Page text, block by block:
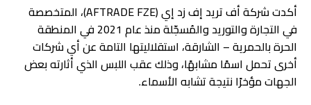
أكدت شركة أف تريد إف زد إي (AFTRADE FZE)، المتخصصة
في التجارة والتوريد والمُسجّلة منذ عام 2021 في المنطقة
الحرة بالحمرية – الشارقة، استقلاليتها التامة عن أي شركات
أخرى تحمل اسمًا مشابهًا، وذلك عقب اللبس الذي أثارته بعض
الجهات مؤخرًا نتيجة تشابه الأسماء.